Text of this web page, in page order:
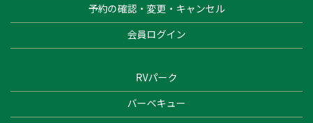
予約の確認・変更・キャンセル
会員ログイン
RVパーク
バーベキュー